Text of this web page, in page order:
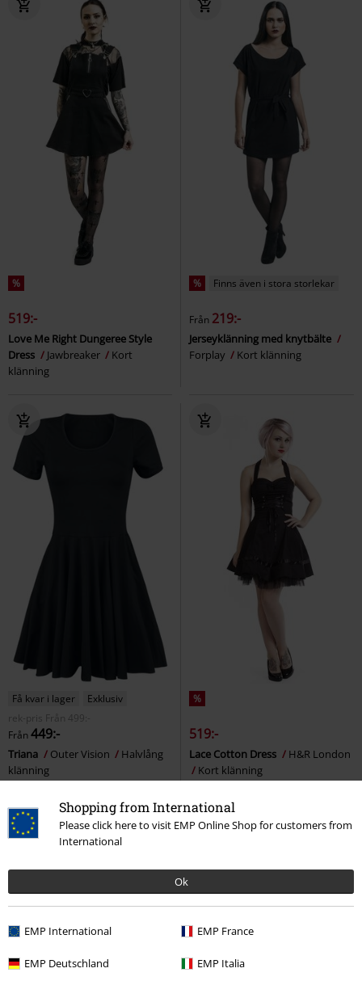
Shopping from International
Please click here to visit EMP Online Shop for customers from
International
Ok
EMP International EMP France
EMP Deutschland EMP Italia
%
519:-
Love Me Right Dungeree Style
Dress
Jawbreaker
Kort
klänning
% Finns även i stora storlekar
Från 219:-
Jerseyklänning med knytbälte
Forplay
Kort klänning
Få kvar i lager
Exklusiv
rek-pris
Från
499:-
Från449:-
Triana Outer Vision
Halvlång
klänning
%
519:-
Lace Cotton Dress
H&R London
Kort klänning